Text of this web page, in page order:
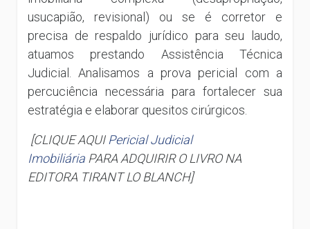
usucapião, revisional) ou se é corretor e
precisa de respaldo jurídico para seu laudo,
atuamos prestando Assistência Técnica
Judicial. Analisamos a prova pericial com a
percuciência necessária para fortalecer sua
estratégia e elaborar quesitos cirúrgicos.
[CLIQUE AQUI Pericial Judicial
Imobiliária PARA ADQUIRIR O LIVRO NA
EDITORA TIRANT LO BLANCH]